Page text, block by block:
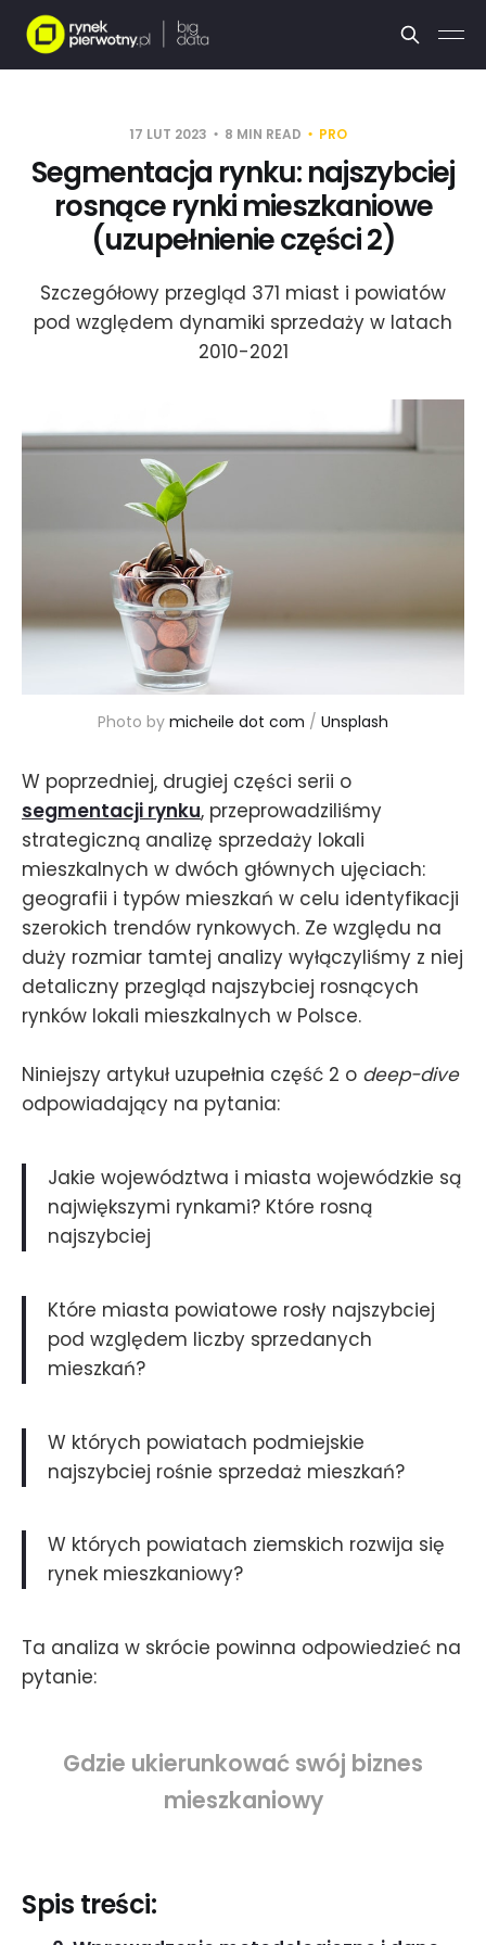
17 LUT 2023 8 MIN READ PRO
Segmentacja rynku: najszybciej
rosnące rynki mieszkaniowe
(uzupełnienie części 2)
Szczegółowy przegląd 371 miast i powiatów
pod względem dynamiki sprzedaży w latach
2010-2021
Photo by micheile dot com / Unsplash
W poprzedniej, drugiej części serii o
segmentacji rynku, przeprowadziliśmy
strategiczną analizę sprzedaży lokali
mieszkalnych w dwóch głównych ujęciach:
geografii i typów mieszkań w celu identyfikacji
szerokich trendów rynkowych. Ze względu na
duży rozmiar tamtej analizy wyłączyliśmy z niej
detaliczny przegląd najszybciej rosnących
rynków lokali mieszkalnych w Polsce.
Niniejszy artykuł uzupełnia część 2 o deep-dive
odpowiadający na pytania:
Jakie województwa i miasta wojewódzkie są
największymi rynkami? Które rosną
najszybciej
Które miasta powiatowe rosły najszybciej
pod względem liczby sprzedanych
mieszkań?
W których powiatach podmiejskie
najszybciej rośnie sprzedaż mieszkań?
W których powiatach ziemskich rozwija się
rynek mieszkaniowy?
Ta analiza w skrócie powinna odpowiedzieć na
pytanie:
Gdzie ukierunkować swój biznes
mieszkaniowy
Spis treści: